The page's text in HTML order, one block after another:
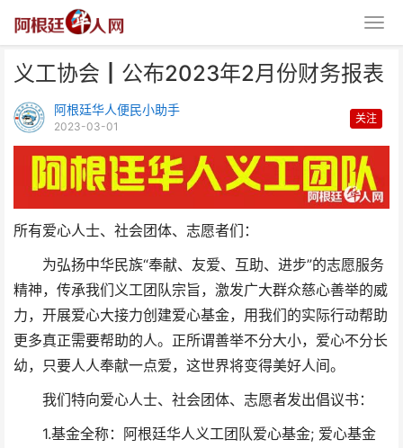
义工协会┃公布2023年2月份财务报表
阿根廷华人便民小助手
2023-03-01
关注
所有爱心人士、社会团体、志愿者们：
为弘扬中华民族“奉献、友爱、互助、进步”的志愿服务
精神，传承我们义工团队宗旨，激发广大群众慈心善举的威
力，开展爱心大接力创建爱心基金，用我们的实际行动帮助
更多真正需要帮助的人。正所谓善举不分大小，爱心不分长
幼，只要人人奉献一点爱，这世界将变得美好人间。
我们特向爱心人士、社会团体、志愿者发出倡议书：
1.基金全称：阿根廷华人义工团队爱心基金; 爱心基金
义工协会┃公布2023年2月份财
务报表